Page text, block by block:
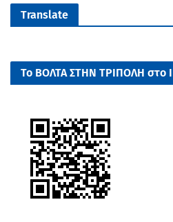
Translate
Το ΒΟΛΤΑ ΣΤΗΝ ΤΡΙΠΟΛΗ στο